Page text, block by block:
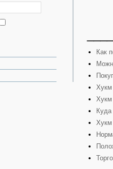
Как
Хукм
Куда
Хукм